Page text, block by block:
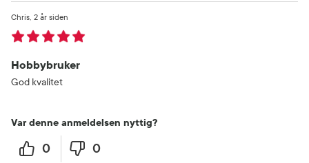
Hobbybruker
2 år siden
Chris
God kvalitet
Var denne anmeldelsen nyttig?
0 0